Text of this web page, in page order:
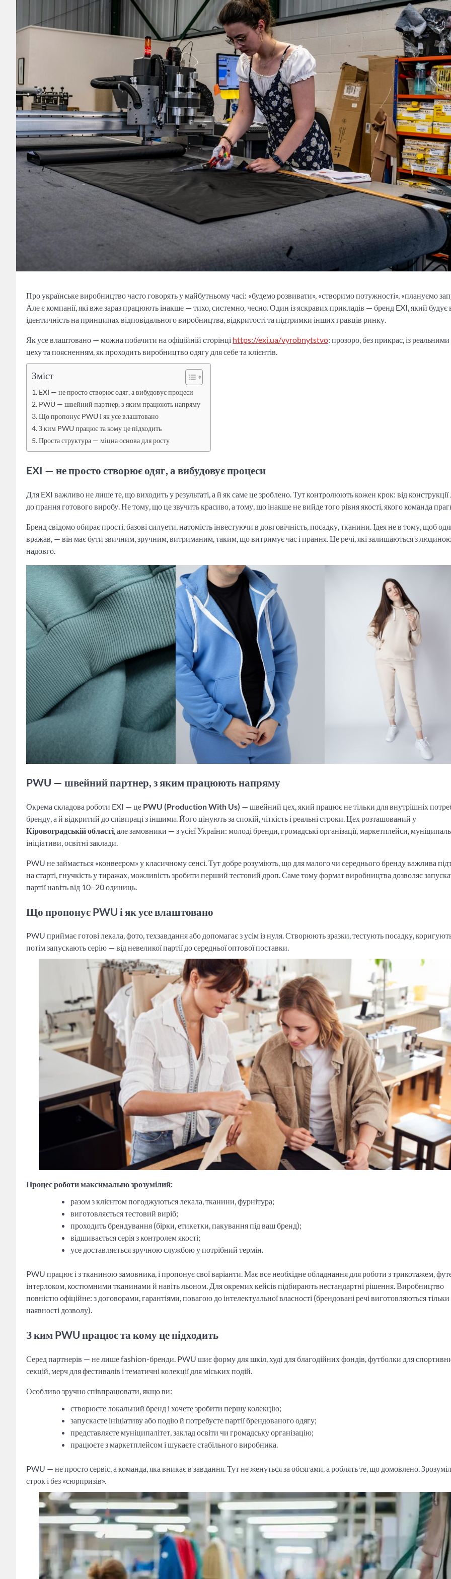
Про українське виробництво часто говорять у майбутньому часі: «будемо розвивати», «створимо потужності», «плануємо
Але є компанії, які вже зараз працюють інакше — тихо, системно, чесно. Один із яскравих прикладів — бренд EXI, який будує
ідентичність на принципах відповідального виробництва, відкритості та підтримки інших гравців ринку.
Як усе влаштовано — можна побачити на офіційній сторінці https://exi.ua/vyrobnytstvo: прозоро, без прикрас, із
цеху та поясненням, як проходить виробництво одягу для себе та клієнтів.
Зміст
EXI — не просто створює одяг, а вибудовує процеси
PWU — швейний партнер, з яким працюють напряму
Що пропонує PWU і як усе влаштовано
З ким PWU працює та кому це підходить
Проста структура — міцна основа для росту
EXI — не просто створює одяг, а вибудовує процеси
Для EXI важливо не лише те, що виходить у результаті, а й як саме це зроблено. Тут контролюють кожен крок: від конструкції
до прання готового виробу. Не тому, що це звучить красиво, а тому, що інакше не вийде того рівня якості, якого команда
Бренд свідомо обирає прості, базові силуети, натомість інвестуючи в довговічність, посадку, тканини. Ідея не в тому, щоб
вражав, — він має бути звичним, зручним, витриманим, таким, що витримує час і прання. Це речі, які залишаються з
надовго.
PWU — швейний партнер, з яким працюють напряму
Окрема складова роботи EXI — це PWU (Production With Us) — швейний цех, який працює не тільки для внутрішніх
бренду, а й відкритий до співпраці з іншими. Його цінують за спокій, чіткість і реальні строки. Цех розташований у
Кіровоградській області , але замовники — з усієї України: молоді бренди, громадські організації, маркетплейси,
ініціативи, освітні заклади.
PWU не займається «конвеєром» у класичному сенсі. Тут добре розуміють, що для малого чи середнього бренду важлива
на старті, гнучкість у тиражах, можливість зробити перший тестовий дроп. Саме тому формат виробництва дозволяє
партії навіть від 10–20 одиниць.
Що пропонує PWU і як усе влаштовано
PWU приймає готові лекала, фото, техзавдання або допомагає з усім із нуля. Створюють зразки, тестують посадку,
потім запускають серію — від невеликої партії до середньої оптової поставки.
Процес роботи максимально зрозумілий:
разом з клієнтом погоджуються лекала, тканини, фурнітура;
виготовляється тестовий виріб;
проходить брендування (бірки, етикетки, пакування під ваш бренд);
відшивається серія з контролем якості;
усе доставляється зручною службою у потрібний термін.
PWU працює і з тканиною замовника, і пропонує свої варіанти. Має все необхідне обладнання для роботи з трикотажем,
інтерлоком, костюмними тканинами й навіть льоном. Для окремих кейсів підбирають нестандартні рішення. Виробництво
повністю офіційне: з договорами, гарантіями, повагою до інтелектуальної власності (брендовані речі виготовляються тільки
наявності дозволу).
З ким PWU працює та кому це підходить
Серед партнерів — не лише fashion-бренди. PWU шиє форму для шкіл, худі для благодійних фондів, футболки для
секцій, мерч для фестивалів і тематичні колекції для міських подій.
Особливо зручно співпрацювати, якщо ви:
створюєте локальний бренд і хочете зробити першу колекцію;
запускаєте ініціативу або подію й потребуєте партії брендованого одягу;
представляєте муніципалітет, заклад освіти чи громадську організацію;
працюєте з маркетплейсом і шукаєте стабільного виробника.
PWU — не просто сервіс, а команда, яка вникає в завдання. Тут не женуться за обсягами, а роблять те, що домовлено.
строк і без «сюрпризів».